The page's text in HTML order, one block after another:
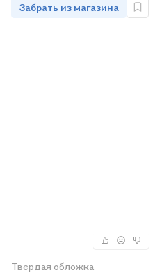
Забрать из магазина
Твердая обложка